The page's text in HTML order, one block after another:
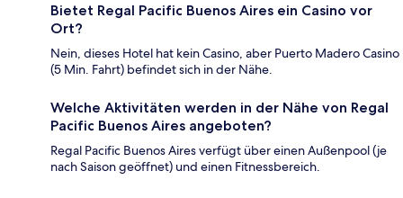
Bietet Regal Pacific Buenos Aires ein Casino vor
Ort?
Nein, dieses Hotel hat kein Casino, aber Puerto Madero Casino
(5 Min. Fahrt) befindet sich in der Nähe.
Welche Aktivitäten werden in der Nähe von Regal
Pacific Buenos Aires angeboten?
Regal Pacific Buenos Aires verfügt über einen Außenpool (je
nach Saison geöffnet) und einen Fitnessbereich.